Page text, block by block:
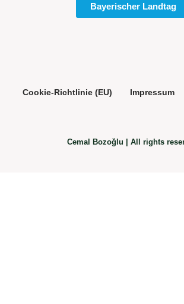
Bayerischer Landtag
Cookie-Richtlinie (EU) Impressum
Cemal Bozoğlu | All rights